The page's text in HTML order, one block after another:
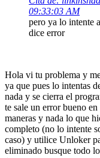
09:33:03 AM
pero ya lo intente
dice error
Hola vi tu problema y
ya que pues lo intentas
nada y se cierra el
te sale un error bueno
maneras y nada lo que
completo (no lo intente
caso) y utilice Unloker
eliminado busque todo